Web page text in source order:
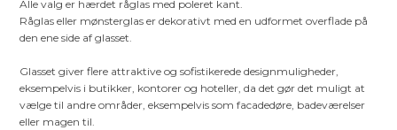
Alle valg er hærdet råglas med poleret kant.
Råglas eller mønsterglas er dekorativt med en udformet overflade på
den ene side af glasset.
Glasset giver flere attraktive og sofistikerede designmuligheder,
eksempelvis i butikker, kontorer og hoteller, da det gør det muligt at
vælge til andre områder, eksempelvis som facadedøre, badeværelser
eller magen til.